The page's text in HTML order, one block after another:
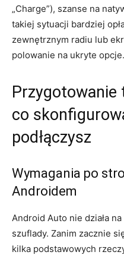
„Charge”), szanse na
takiej sytuacji bardziej
zewnętrznym radiu lub
polowanie na ukryte opcje.
Przygotowanie
co
podłączysz
Wymagania po
Androidem
Android Auto nie działa
szuflady. Zanim zacznie
kilka podstawowych